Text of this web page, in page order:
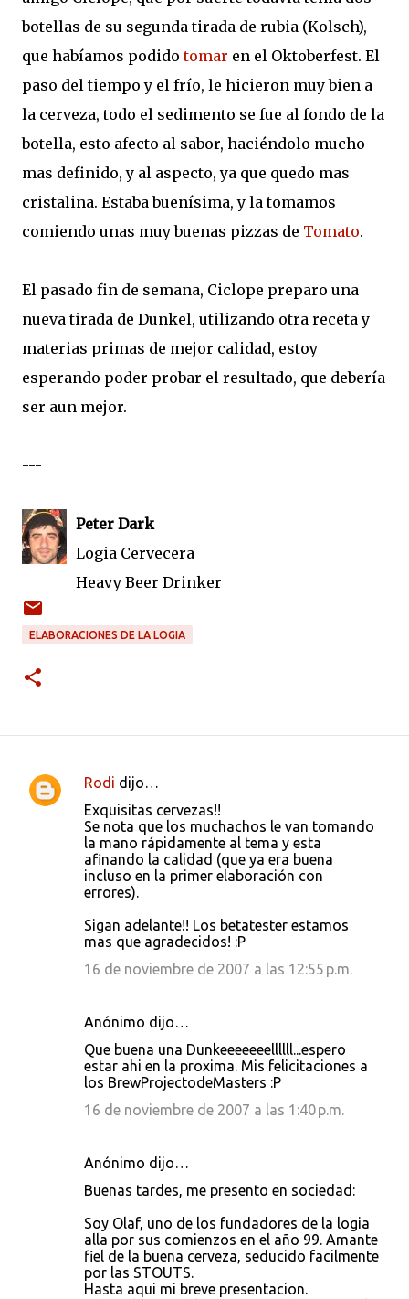
botellas de su segunda tirada de rubia (Kolsch),
que habíamos podidotomar en el Oktoberfest. El
paso del tiempo y el frío, le hicieron muy bien a
la cerveza, todo el sedimento se fue al fondo de la
botella, esto afecto al sabor, haciéndolo mucho
mas definido, y al aspecto, ya que quedo mas
cristalina. Estaba buenísima, y la tomamos
comiendo unas muy buenas pizzas de Tomato.
El pasado fin de semana, Ciclope preparo una
nueva tirada de Dunkel, utilizando otra receta y
materias primas de mejor calidad, estoy
esperando poder probar el resultado, que debería
ser aun mejor.
---
Peter Dark
Logia Cervecera
Heavy Beer Drinker
ELABORACIONES DE LA LOGIA
C
Rodi dijo…
Exquisitas cervezas!!
Se nota que los muchachos le van tomando
la mano rápidamente al tema y esta
afinando la calidad (que ya era buena
incluso en la primer elaboración con
errores).
Sigan adelante!! Los betatester estamos
mas que agradecidos! :P
16 de noviembre de 2007 a las 12:55 p.m.
Anónimo dijo…
Que buena una Dunkeeeeeeellllll...espero
estar ahi en la proxima. Mis felicitaciones a
los BrewProjectodeMasters :P
16 de noviembre de 2007 a las 1:40 p.m.
Anónimo dijo…
Buenas tardes, me presento en sociedad:
Soy Olaf, uno de los fundadores de la logia
alla por sus comienzos en el año 99. Amante
fiel de la buena cerveza, seducido facilmente
por las STOUTS.
Hasta aqui mi breve presentacion.